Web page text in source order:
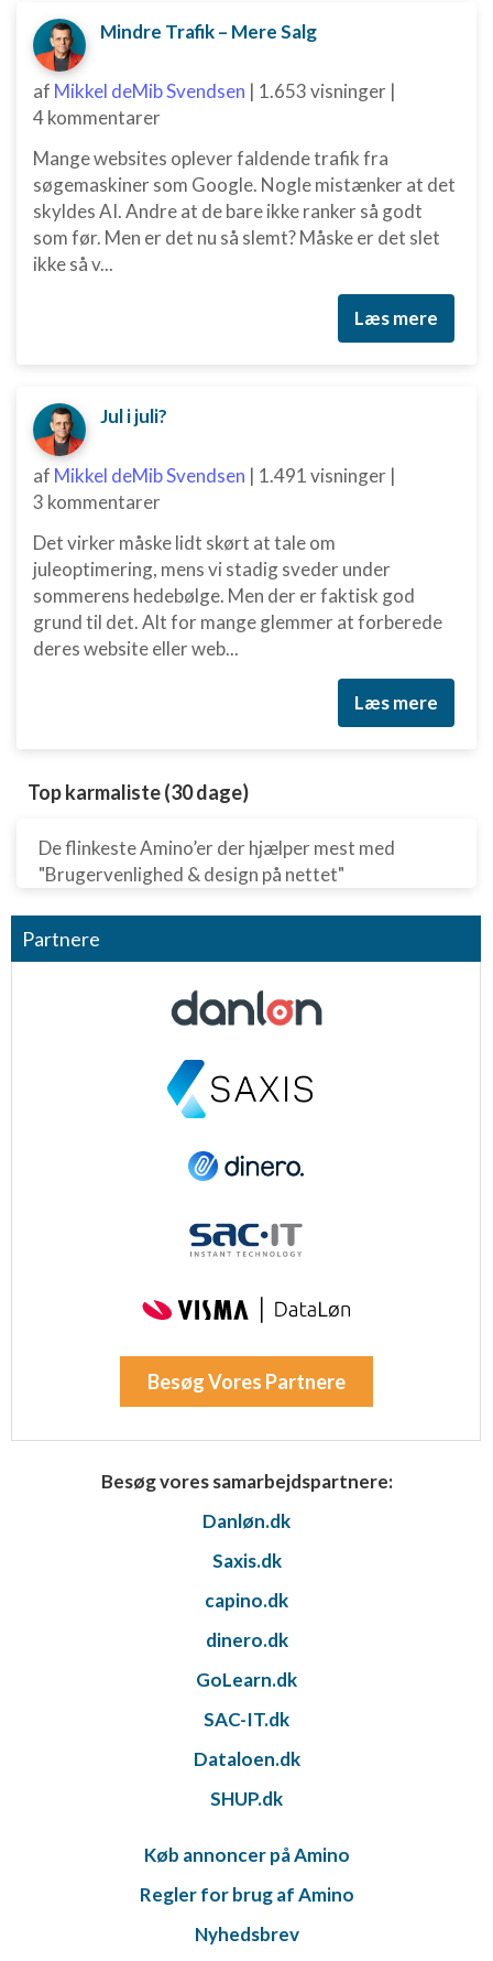
Mindre Trafik – Mere Salg
af Mikkel deMib Svendsen | 1.653 visninger |
4 kommentarer
Mange websites oplever faldende trafik fra
søgemaskiner som Google. Nogle mistænker at det
skyldes AI. Andre at de bare ikke ranker så godt
som før. Men er det nu så slemt? Måske er det slet
ikke så v...
Læs mere
Jul i juli?
af Mikkel deMib Svendsen | 1.491 visninger |
3 kommentarer
Det virker måske lidt skørt at tale om
juleoptimering, mens vi stadig sveder under
sommerens hedebølge. Men der er faktisk god
grund til det. Alt for mange glemmer at forberede
deres website eller web...
Læs mere
Top karmaliste (30 dage)
De flinkeste Amino’er der hjælper mest med
"Brugervenlighed & design på nettet"
Partnere
Besøg Vores Partnere
Besøg vores samarbejdspartnere:
Danløn.dk
Saxis.dk
capino.dk
dinero.dk
GoLearn.dk
SAC-IT.dk
Dataloen.dk
SHUP.dk
Køb annoncer på Amino
Regler for brug af Amino
Nyhedsbrev